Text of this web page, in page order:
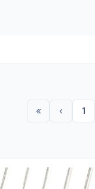
« ‹ 1